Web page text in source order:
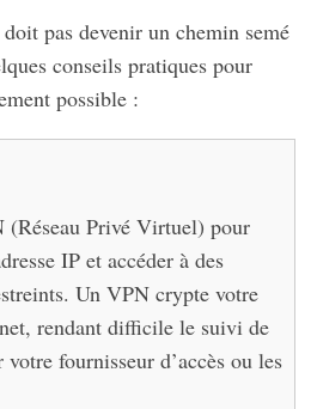
pas devenir un chemin semé
conseils pratiques pour
possible :
Privé Virtuel) pour
IP et accéder à des
Un VPN crypte votre
rendant difficile le suivi de
fournisseur d’accès ou les